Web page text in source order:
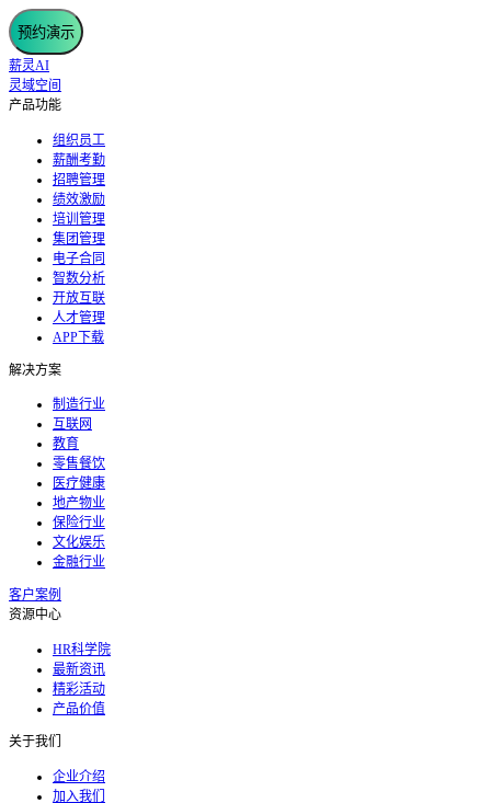
预约演示
薪灵AI
灵域空间
产品功能
组织员工
薪酬考勤
招聘管理
绩效激励
培训管理
集团管理
电子合同
智数分析
开放互联
人才管理
APP下载
解决方案
制造行业
互联网
教育
零售餐饮
医疗健康
地产物业
保险行业
文化娱乐
金融行业
客户案例
资源中心
HR科学院
最新资讯
精彩活动
产品价值
关于我们
企业介绍
加入我们